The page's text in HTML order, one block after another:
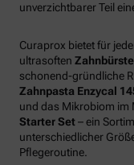
unverzichtbarer Teil
Curaprox bietet für
ultrasoften
schonend-gründliche
Zahnpasta Enzycal
und das Mikrobiom im
Starter Set– ein
unterschiedlicher
Pflegeroutine.